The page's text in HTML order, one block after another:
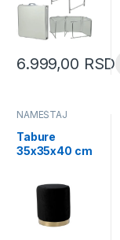
6.999,00 RSD
NAMEŠTAJ
Tabure
35x35x40 cm